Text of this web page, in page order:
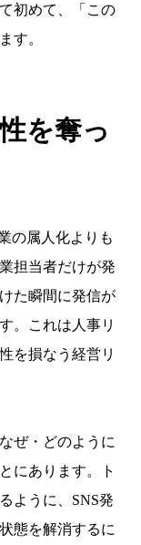
初めて、「この
す。
を奪っ
の属人化よりも
担当者だけが発
た瞬間に発信が
。これは人事リ
を損なう経営リ
ぜ・どのように
にあります。ト
ように、SNS発
態を解消するに